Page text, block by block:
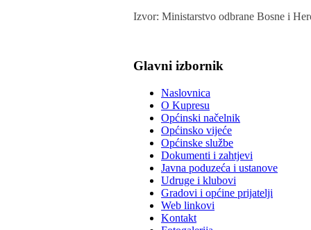
Izvor: Ministarstvo odbrane Bosne i
Glavni izbornik
Naslovnica
O Kupresu
Općinski načelnik
Općinsko vijeće
Općinske službe
Dokumenti i zahtjevi
Javna poduzeća i ustanove
Udruge i klubovi
Gradovi i općine prijatelji
Web linkovi
Kontakt